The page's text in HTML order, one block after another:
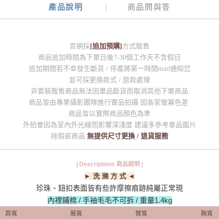
產品說明 商品問與答
官網採 [追加預購] 方式販售
商品追加時間為下單日後7-30個工作天不含假日
追加期間若不幸發生斷貨 / 停產將第一時間mail通知您
並可採更換款式 / 退款處理
非套裝販售商品無法因單品斷貨而取消其他下單商品
商品皆由專業攝影團隊進行實品拍攝 因各家螢幕色差
商品皆以實際商品顏色為準
外拍會因為室內外光線而影響深淺度 建議多參考單品圖片
除瑕疵商品 無提供尺寸更換 / 退貨服務
| Descriptions 商品說明 |
► 洗 滌 方 式 ◄
珍珠、鈕扣表面皆有些許摩擦痕跡純屬正常現
內裡鋪棉 / 手袖毛毛不可拆 / 重量1.4kg
肩寬 腋寬 臂寬 胸寬